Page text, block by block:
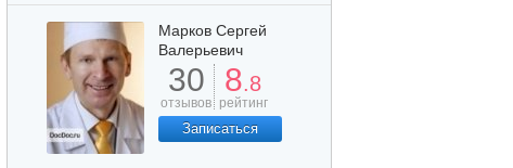
Марков Сергей
Валерьевич
30
отзывов
8.8
рейтинг
Записаться